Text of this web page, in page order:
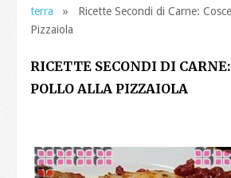
terra » Ricette Secondi di Carne:
Pizzaiola
RICETTE SECONDI DI CARNE:
POLLO ALLA PIZZAIOLA